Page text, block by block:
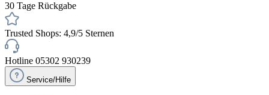
30 Tage Rückgabe
Trusted Shops: 4,9/5 Sternen
Hotline 05302 930239
Service/Hilfe